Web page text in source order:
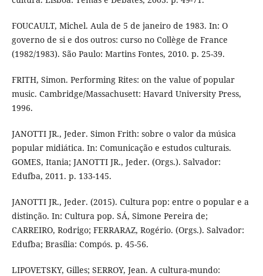
FOUCAULT, Michel. Aula de 5 de janeiro de 1983. In: O
governo de si e dos outros: curso no Collège de France
(1982/1983). São Paulo: Martins Fontes, 2010. p. 25-39.
FRITH, Simon. Performing Rites: on the value of popular
music. Cambridge/Massachusett: Havard University Press,
1996.
JANOTTI JR., Jeder. Simon Frith: sobre o valor da música
popular midiática. In: Comunicação e estudos culturais.
GOMES, Itania; JANOTTI JR., Jeder. (Orgs.). Salvador:
Edufba, 2011. p. 133-145.
JANOTTI JR., Jeder. (2015). Cultura pop: entre o popular e a
distinção. In: Cultura pop. SÁ, Simone Pereira de;
CARREIRO, Rodrigo; FERRARAZ, Rogério. (Orgs.). Salvador:
Edufba; Brasília: Compós. p. 45-56.
LIPOVETSKY, Gilles; SERROY, Jean. A cultura-mundo: